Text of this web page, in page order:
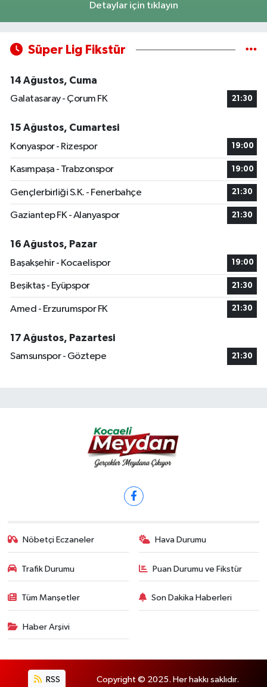
Detaylar için tıklayın
Süper Lig Fikstür
14 Ağustos, Cuma
Galatasaray - Çorum FK
21:30
15 Ağustos, Cumartesi
Konyaspor - Rizespor
19:00
Kasımpaşa - Trabzonspor 19:00
Gençlerbirliği S.K. - Fenerbahçe 21:30
Gaziantep FK - Alanyaspor 21:30
16 Ağustos, Pazar
Başakşehir - Kocaelispor
19:00
Beşiktaş - Eyüpspor 21:30
Amed - Erzurumspor FK 21:30
17 Ağustos, Pazartesi
Samsunspor - Göztepe
21:30
Nöbetçi Eczaneler Hava Durumu
Trafik Durumu Puan Durumu ve Fikstür
Tüm Manşetler Son Dakika Haberleri
Haber Arşivi
RSS Copyright © 2025. Her hakkı saklıdır.